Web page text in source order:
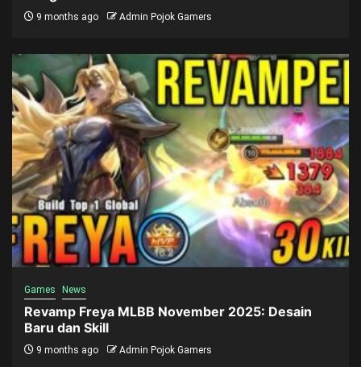
9 months ago Admin Pojok Gamers
Games News
Revamp Freya MLBB November 2025: Desain
Baru dan Skill
9 months ago Admin Pojok Gamers